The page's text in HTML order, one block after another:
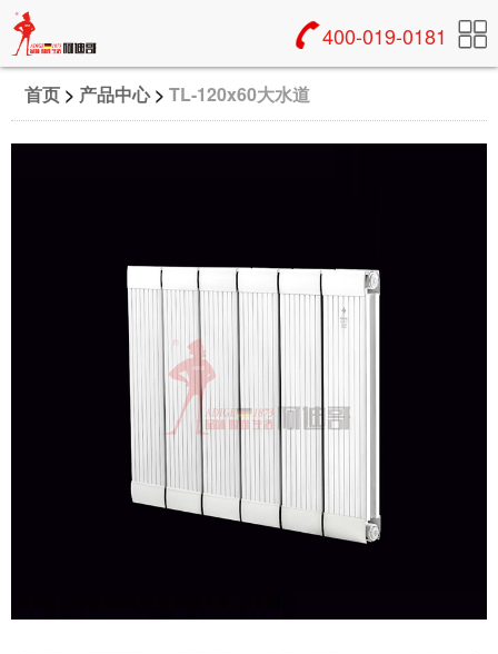
400-019-0181
首页 > 产品中心> TL-120x60大水道